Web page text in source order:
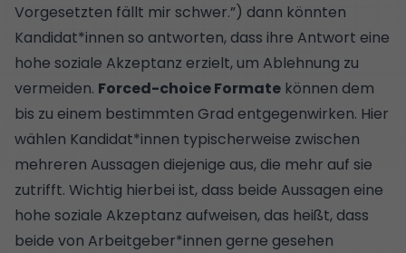
Vorgesetzten fällt mir schwer.”) dann könnten
Kandidat*innen so antworten, dass ihre Antwort eine
hohe soziale Akzeptanz erzielt, um Ablehnung zu
vermeiden. Forced-choice Formate können dem
bis zu einem bestimmten Grad entgegenwirken. Hier
wählen Kandidat*innen typischerweise zwischen
mehreren Aussagen diejenige aus, die mehr auf sie
zutrifft. Wichtig hierbei ist, dass beide Aussagen eine
hohe soziale Akzeptanz aufweisen, das heißt, dass
beide von Arbeitgeber*innen gerne gesehen